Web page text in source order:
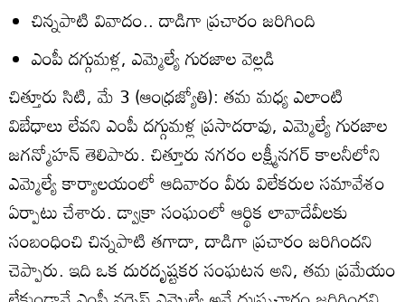
చిన్నపాటి వివాదం.. దాడిగా ప్రచారం జరిగింది
ఎంపీ దగ్గుమళ్ల, ఎమ్మెల్యే గురజాల వెల్లడి
చిత్తూరు సిటి, మే 3 (ఆంధ్రజ్యోతి): తమ మధ్య ఎలాంటి
విబేధాలు లేవని ఎంపీ దగ్గుమళ్ల ప్రసాదరావు, ఎమ్మెల్యే గురజాల
జగన్మోహన్‌ తెలిపారు. చిత్తూరు నగరం లక్ష్మీనగర్‌ కాలనీలోని
ఎమ్మెల్యే కార్యాలయంలో ఆదివారం వీరు విలేకరుల సమావేశం
ఏర్పాటు చేశారు. డ్వాక్రా సంఘంలో ఆర్థిక లావాదేవీలకు
సంబంధించి చిన్నపాటి తగాదా, దాడిగా ప్రచారం జరిగిందని
చెప్పారు. ఇది ఒక దురదృష్టకర సంఘటన అని, తమ ప్రమేయం